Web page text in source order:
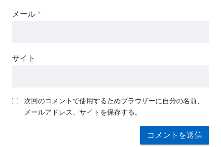
メール *
サイト
次回のコメントで使用するためブラウザーに自分の名前、
メールアドレス、サイトを保存する。